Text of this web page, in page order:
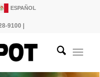
ESPAÑOL
9100 |